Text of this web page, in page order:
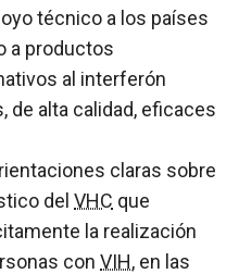
técnico a los países
a productos
al interferón
de alta calidad, eficaces
claras sobre
del VHC que
la realización
con VIH, en las